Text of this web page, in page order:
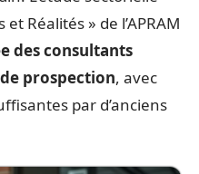
Réalités » de l’APRAM
des consultants
prospection, avec
par d’anciens